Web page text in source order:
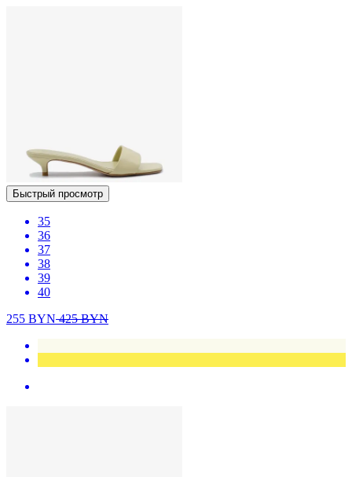
Быстрый просмотр
35
36
37
38
39
40
255 BYN425BYN